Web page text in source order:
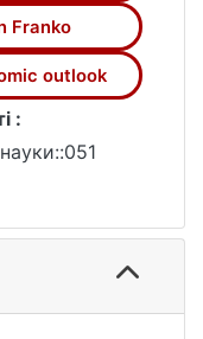
Franko
outlook
: